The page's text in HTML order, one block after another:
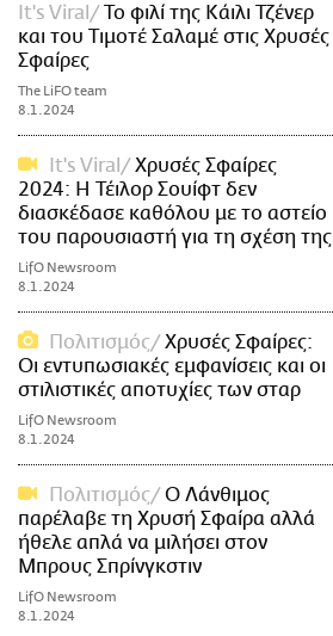
It's Viral
Το φιλί της Κάιλι Τζένερ
και του Τιμοτέ Σαλαμέ στις Χρυσές
Σφαίρες
The LiFO team
8.1.2024
It's Viral
Χρυσές Σφαίρες
2024: Η Τέιλορ Σουίφτ δεν
διασκέδασε καθόλου με το αστείο
του παρουσιαστή για τη σχέση της
LifO Newsroom
8.1.2024
Πολιτισμός
Χρυσές Σφαίρες:
Οι εντυπωσιακές εμφανίσεις και οι
στιλιστικές αποτυχίες των σταρ
LifO Newsroom
8.1.2024
Πολιτισμός
Ο Λάνθιμος
παρέλαβε τη Χρυσή Σφαίρα αλλά
ήθελε απλά να μιλήσει στον
Μπρους Σπρίνγκστιν
LifO Newsroom
8.1.2024